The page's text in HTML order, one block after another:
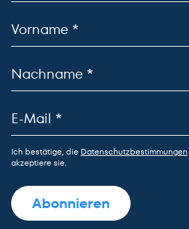
Ich bestätige, die Datenschutzbestimmungen
akzeptiere sie.